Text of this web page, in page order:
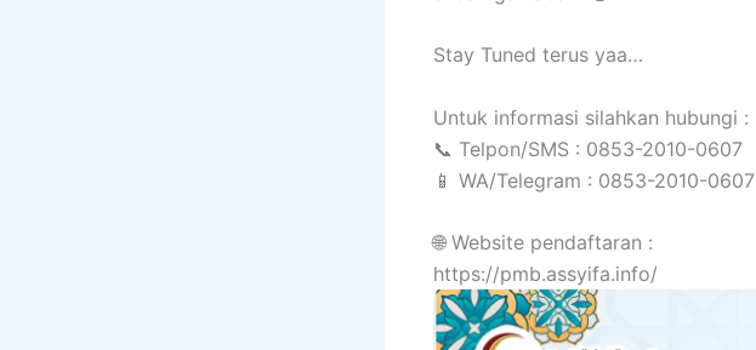
Stay Tuned terus yaa…
Untuk informasi silahkan hubungi :
📞 Telpon/SMS : 0853-2010-0607
📱 WA/Telegram : 0853-2010-0607
🌐 Website pendaftaran :
https://pmb.assyifa.info/